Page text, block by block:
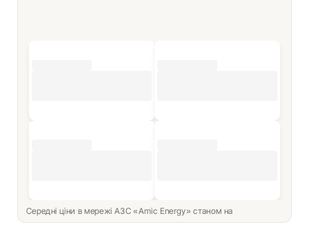
Середні ціни в мережі АЗС «Amic Energy» станом на